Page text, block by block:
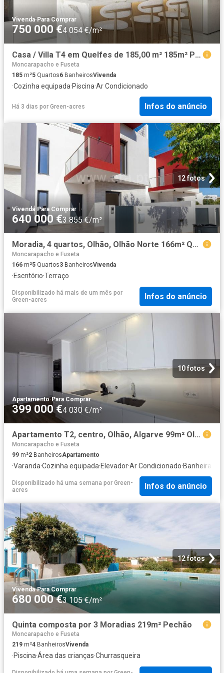
Vivenda·Para Comprar
750 000 €4 054 €/m²
Casa / Villa T4 em Quelfes de 185,00 m² 185m² Pechão
Moncarapacho e Fuseta
185 m²5 Quartos6 BanheirosVivenda
·Cozinha equipada·Piscina·Ar Condicionado
Há 3 dias por Green-acres Infos do anúncio
12 fotos
Vivenda· Para Comprar
640 000 €3 855 €/m²
Moradia, 4 quartos, Olhão, Olhão Norte 166m² Quelfes
Moncarapacho e Fuseta
166 m²5 Quartos3 BanheirosVivenda
·Escritório·Terraço
Disponibilizado há mais de um mês por
Green-acres
Infos do anúncio
10 fotos
Apartamento·Para Comprar
399 000 €4 030 €/m²
Apartamento T2, centro, Olhão, Algarve 99m² Olhão
Moncarapacho e Fuseta
99 m²2 BanheirosApartamento
·Varanda·Cozinha equipada·Elevador·Ar Condicionado·Banheira
Disponibilizado há uma semana por Green-
acres
Infos do anúncio
12 fotos
Vivenda·Para Comprar
680 000 €3 105 €/m²
Quinta composta por 3 Moradias 219m² Pechão
Moncarapacho e Fuseta
219 m²4 BanheirosVivenda
·Piscina·Área das crianças·Churrasqueira